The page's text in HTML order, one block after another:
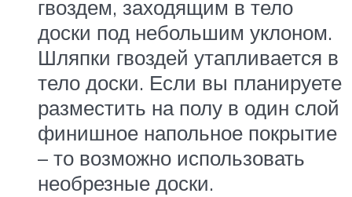
гвоздем, заходящим в тело
доски под небольшим уклоном.
Шляпки гвоздей утапливается в
тело доски. Если вы планируете
разместить на полу в один слой
финишное напольное покрытие
– то возможно использовать
необрезные доски.